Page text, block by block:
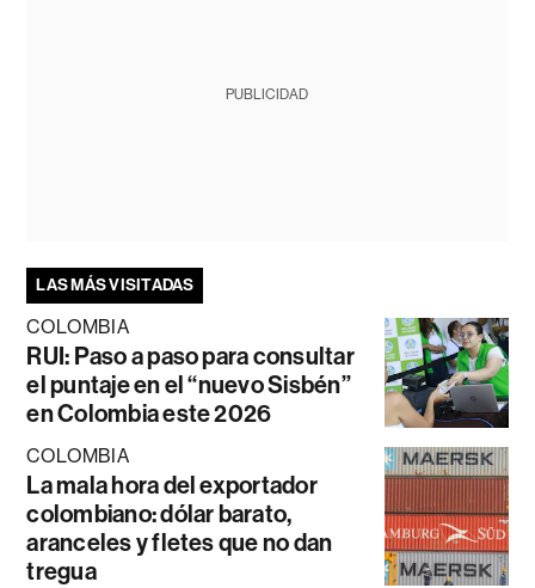
PUBLICIDAD
LAS MÁS VISITADAS
COLOMBIA
RUI: Paso a paso para consultar
el puntaje en el “nuevo Sisbén”
en Colombia este 2026
COLOMBIA
La mala hora del exportador
colombiano: dólar barato,
aranceles y fletes que no dan
tregua